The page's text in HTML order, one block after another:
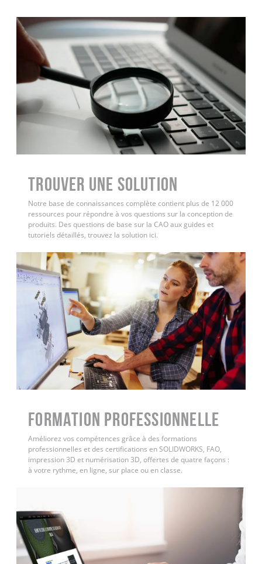
Trouver une solution
Notre base de connaissances complète contient plus de 12 000
ressources pour répondre à vos questions sur la conception de
produits. Des questions de base sur la CAO aux guides et
tutoriels détaillés, trouvez la solution ici.
FORMATION PROFESSIONNELLE
Améliorez vos compétences grâce à des formations
professionnelles et des certifications en SOLIDWORKS, FAO,
impression 3D et numérisation 3D, offertes de quatre façons :
à votre rythme, en ligne, sur place ou en classe.